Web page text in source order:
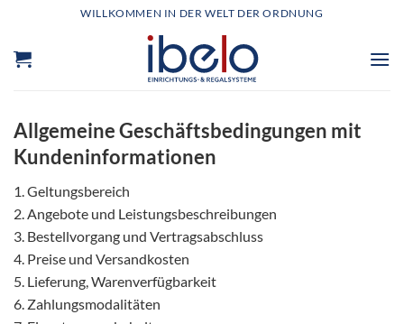
springen
WILLKOMMEN IN DER WELT DER ORDNUNG
Allgemeine Geschäftsbedingungen mit
Kundeninformationen
1. Geltungsbereich
2. Angebote und Leistungsbeschreibungen
3. Bestellvorgang und Vertragsabschluss
4. Preise und Versandkosten
5. Lieferung, Warenverfügbarkeit
6. Zahlungsmodalitäten